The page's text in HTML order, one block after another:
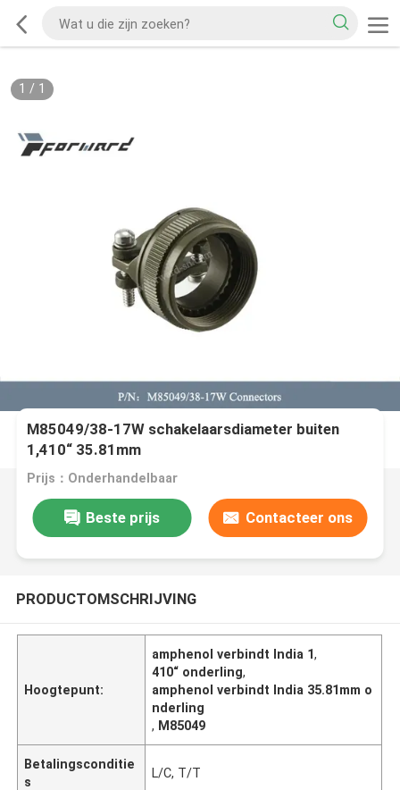
1 / 1
M85049/38-17W schakelaarsdiameter buiten
1,410“ 35.81mm
Prijs：Onderhandelbaar
Beste prijs Contacteer ons
PRODUCTOMSCHRIJVING
Hoogtepunt:
amphenol verbindt India 1,
410“ onderling,
amphenol verbindt India 35.81mm o
nderling
, M85049
Betalingsconditie
s
L/C, T/T